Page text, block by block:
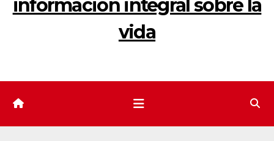
información integral sobre la
vida